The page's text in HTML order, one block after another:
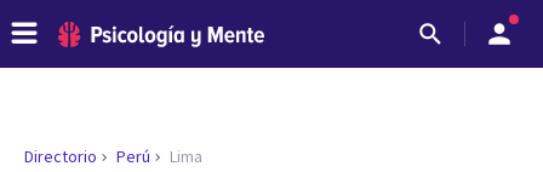
Directorio Perú Lima